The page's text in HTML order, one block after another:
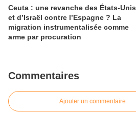
Ceuta : une revanche des États-Unis
et d’Israël contre l’Espagne ? La
migration instrumentalisée comme
arme par procuration
Commentaires
Ajouter un commentaire